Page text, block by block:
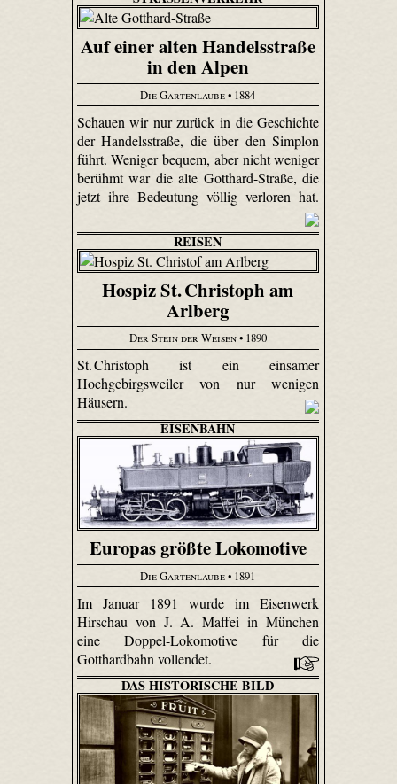
Auf einer alten Handelsstraße
in den Alpen
Die Gartenlaube• 1884
Schauen wir nur zurück in die Geschichte
der Handelsstraße, die über den Simplon
führt. Weniger bequem, aber nicht weniger
berühmt war die alte Gotthard-Straße, die
jetzt ihre Bedeutung völlig verloren hat.
REISEN
Hospiz St. Christoph am
Arlberg
Der Stein der Weisen• 1890
St. Christoph ist ein einsamer
Hochgebirgsweiler von nur wenigen
Häusern.
EISENBAHN
Europas größte Lokomotive
Die Gartenlaube• 1891
Im Januar 1891 wurde im Eisenwerk
Hirschau von J. A. Maffei in München
eine Doppel-Lokomotive für die
Gotthardbahn vollendet.
DAS HISTORISCHE BILD